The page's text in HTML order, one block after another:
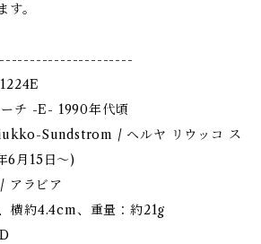
。
チ -E- 1990年代頃
Sundstrom / ヘルヤ リウッコ ス
6月15日〜)
アラビア
横約4.4cm、重量：約21g